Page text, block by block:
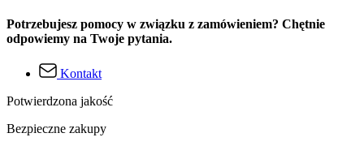
Potrzebujesz pomocy w związku z zamówieniem? Chętnie
odpowiemy na Twoje pytania.
Kontakt
Potwierdzona jakość
Bezpieczne zakupy